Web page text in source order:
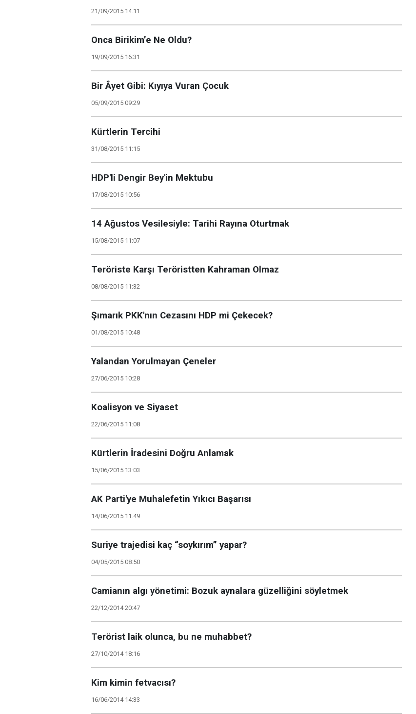
21/09/2015 14:11
Onca Birikim’e Ne Oldu?
19/09/2015 16:31
Bir Âyet Gibi: Kıyıya Vuran Çocuk
05/09/2015 09:29
Kürtlerin Tercihi
31/08/2015 11:15
HDP'li Dengir Bey'in Mektubu
17/08/2015 10:56
14 Ağustos Vesilesiyle: Tarihi Rayına Oturtmak
15/08/2015 11:07
Teröriste Karşı Teröristten Kahraman Olmaz
08/08/2015 11:32
Şımarık PKK'nın Cezasını HDP mi Çekecek?
01/08/2015 10:48
Yalandan Yorulmayan Çeneler
27/06/2015 10:28
Koalisyon ve Siyaset
22/06/2015 11:08
Kürtlerin İradesini Doğru Anlamak
15/06/2015 13:03
AK Parti'ye Muhalefetin Yıkıcı Başarısı
14/06/2015 11:49
Suriye trajedisi kaç “soykırım” yapar?
04/05/2015 08:50
Camianın algı yönetimi: Bozuk aynalara güzelliğini söyletmek
22/12/2014 20:47
Terörist laik olunca, bu ne muhabbet?
27/10/2014 18:16
Kim kimin fetvacısı?
16/06/2014 14:33